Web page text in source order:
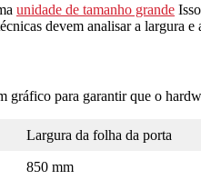
unidade de tamanho grande
devem analisar a largura
gráfico para garantir que o
Largura da folha da porta
850 mm